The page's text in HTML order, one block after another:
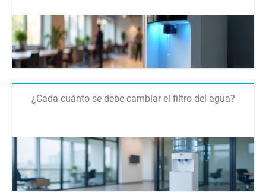
¿Cada cuánto se debe cambiar el filtro del agua?